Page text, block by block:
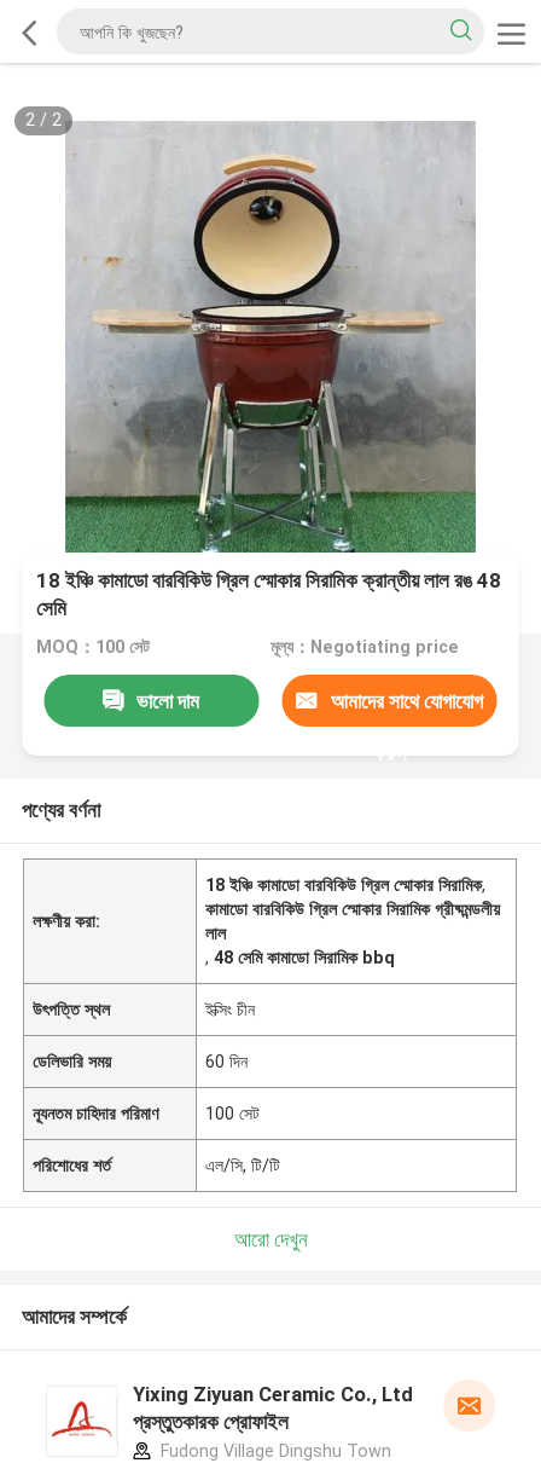
2/ 2
18 ইঞ্চি কামাডো বারবিকিউ গ্রিল স্মোকার সিরামিক ক্রান্তীয় লাল রঙ 48
সেমি
MOQ：100 সেট মূল্য：Negotiating price
ভালো দাম আমাদের সাথে যোগাযোগ
করুন
পণ্যের বর্ণনা
লক্ষণীয় করা:
18 ইঞ্চি কামাডো বারবিকিউ গ্রিল স্মোকার সিরামিক,
কামাডো বারবিকিউ গ্রিল স্মোকার সিরামিক গ্রীষ্মমন্ডলীয়
লাল
,48 সেমি কামাডো সিরামিক bbq
উৎপত্তি স্থল ইক্সিং চীন
ডেলিভারি সময় 60 দিন
ন্যূনতম চাহিদার পরিমাণ 100 সেট
পরিশোধের শর্ত এল/সি, টি/টি
আরো দেখুন
আমাদের সম্পর্কে
Yixing Ziyuan Ceramic Co., Ltd
প্রস্তুতকারক প্রোফাইল
Fudong Village Dingshu Town